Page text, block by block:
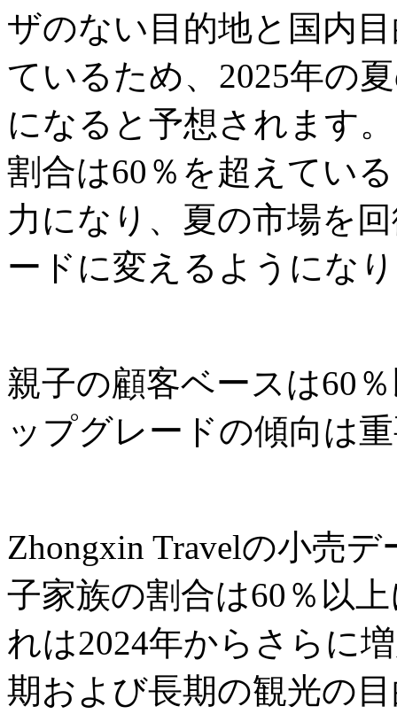
ザのない目的地と国内
ているため、2025年の
になると予想されます
割合は60％を超えてい
力になり、夏の市場を
ードに変えるようにな
親子の顧客ベースは60
ップグレードの傾向は
Zhongxin Travelの小売
子家族の割合は60％以
れは2024年からさらに
期および長期の観光の